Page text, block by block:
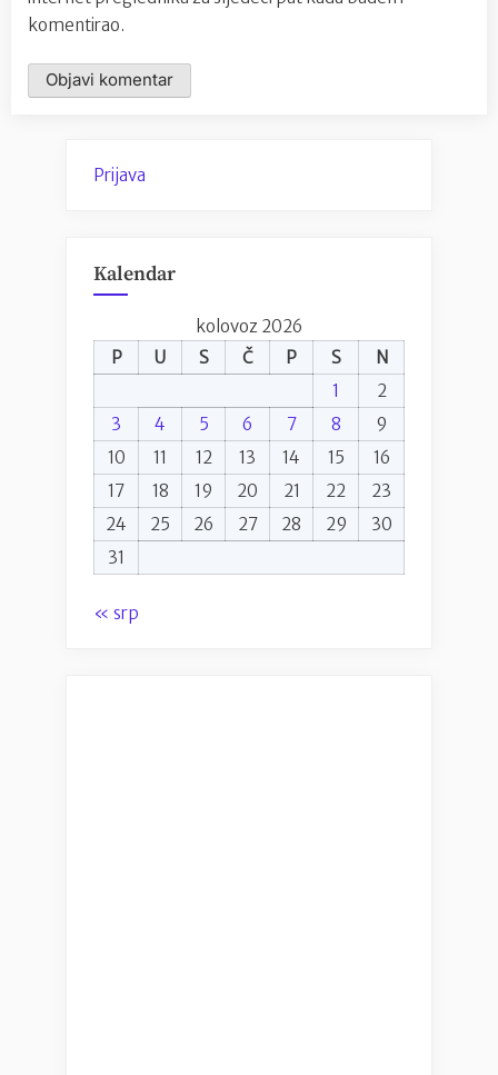
komentirao.
Prijava
Kalendar
kolovoz 2026
P
U S Č P S
N
1
2
3
4 5 6 7 8
9
10
11 12 13 14 15
16
17
18 19 20 21 22
23
24
25 26 27 28 29
30
31
« srp